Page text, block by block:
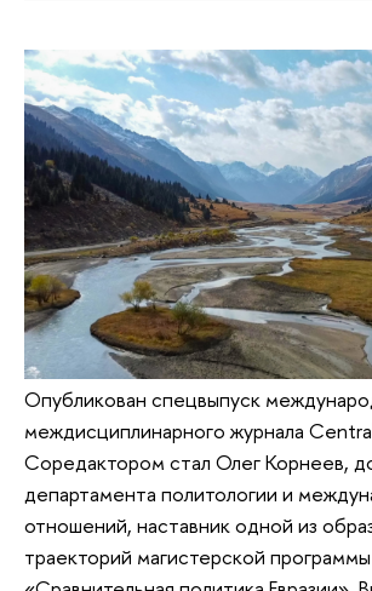
Опубликован спецвыпуск
междисциплинарного журнала
Соредактором стал Олег Корнеев,
департамента политологии и
отношений, наставник одной из
траекторий магистерской программы